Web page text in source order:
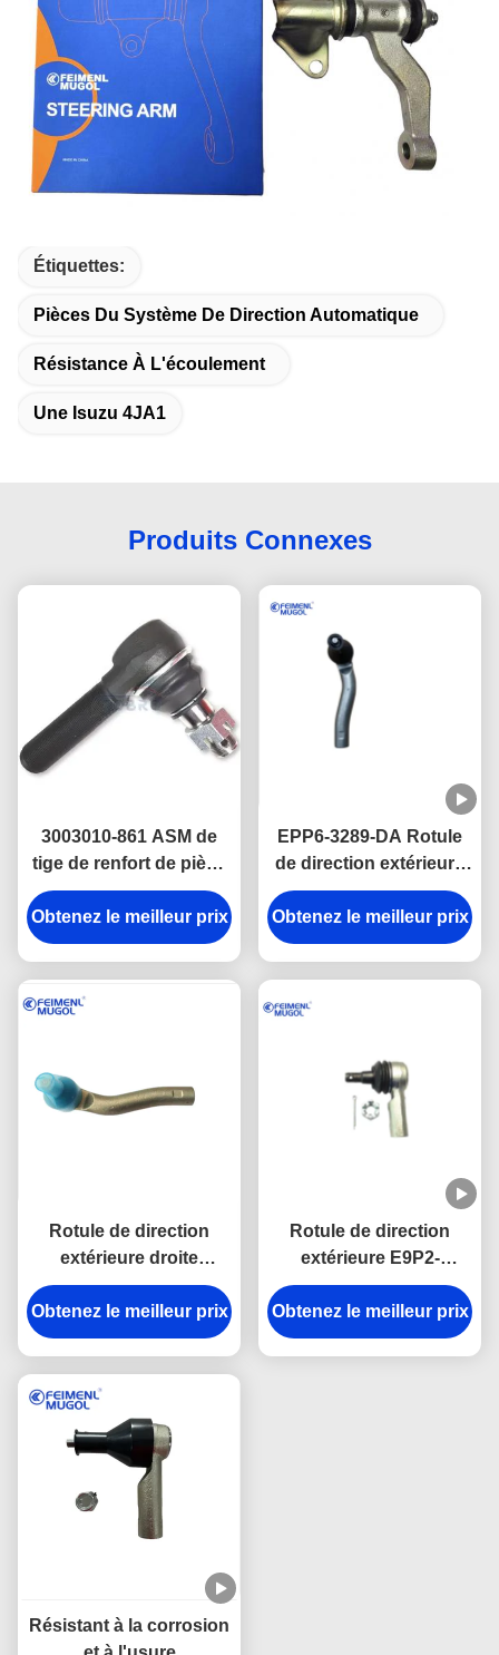
Étiquettes:
Pièces Du Système De Direction Automatique
Résistance À L'écoulement
Une Isuzu 4JA1
Produits Connexes
3003010-861 ASM de
tige de renfort de pièce
d'auto de camion pour
QINGLING 600P
Obtenez le meilleur prix
EPP6-3289-DA Rotule
de direction extérieure
droite d'origine pour
JMC Grand Avenue,
direction souple et sûre
Obtenez le meilleur prix
Rotule de direction
extérieure droite
d'origine pour JMC
Yusheng & Yuhu 5
(N352/J351) pour EJP2-
Obtenez le meilleur prix
Rotule de direction
extérieure E9P2-
3289AA d'origine pour
JMC Yusheng S350 /
Yuhu N350 / N351
Obtenez le meilleur prix
Résistant à la corrosion